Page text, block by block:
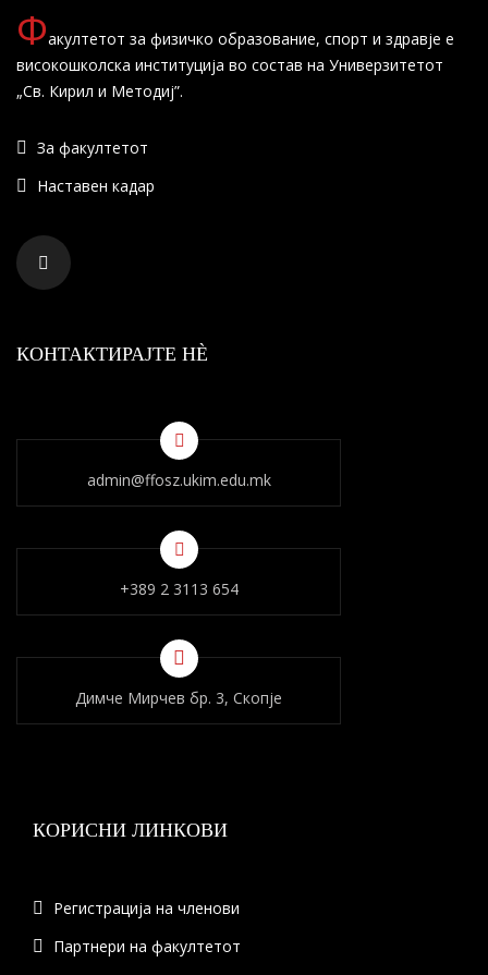
Факултетот за физичко образование, спорт и здравје е
високошколска институција во состав на Универзитетот
„Св. Кирил и Методиј”.
За факултетот
Наставен кадар
КОНТАКТИРАЈТЕ НÈ
admin@ffosz.ukim.edu.mk
+389 2 3113 654
Димче Мирчев бр. 3, Скопје
КОРИСНИ ЛИНКОВИ
Регистрација на членови
Партнери на факултетот